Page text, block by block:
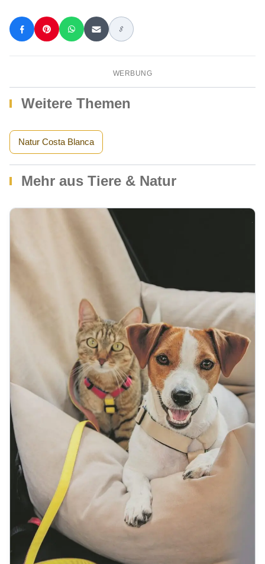
WERBUNG
Weitere Themen
Natur Costa Blanca
Mehr aus Tiere & Natur